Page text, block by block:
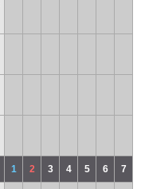
1 2 3 4 5 6 7